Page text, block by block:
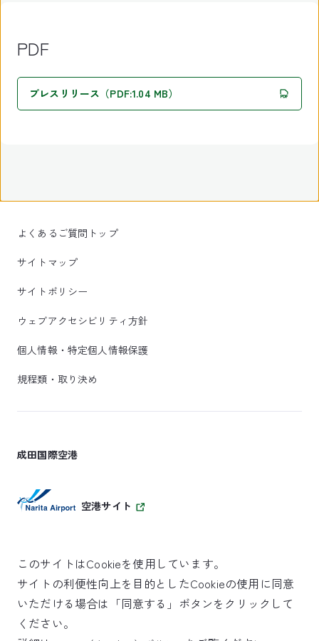
PDF
プレスリリース（PDF:1.04 MB）
よくあるご質問トップ
サイトマップ
サイトポリシー
ウェブアクセシビリティ方針
個人情報・特定個人情報保護
規程類・取り決め
成田国際空港
空港サイト
SKYTRAX
5スターエアポート
このサイトはCookieを使用しています。
サイトの利便性向上を目的としたCookieの使用に同意
いただける場合は「同意する」ボタンをクリックして
ください。